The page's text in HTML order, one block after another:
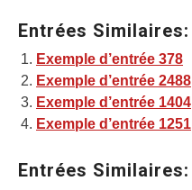
Entrées Similaires:
Exemple d’entrée 378
Exemple d’entrée 2488
Exemple d’entrée 1404
Exemple d’entrée 1251
Entrées Similaires: